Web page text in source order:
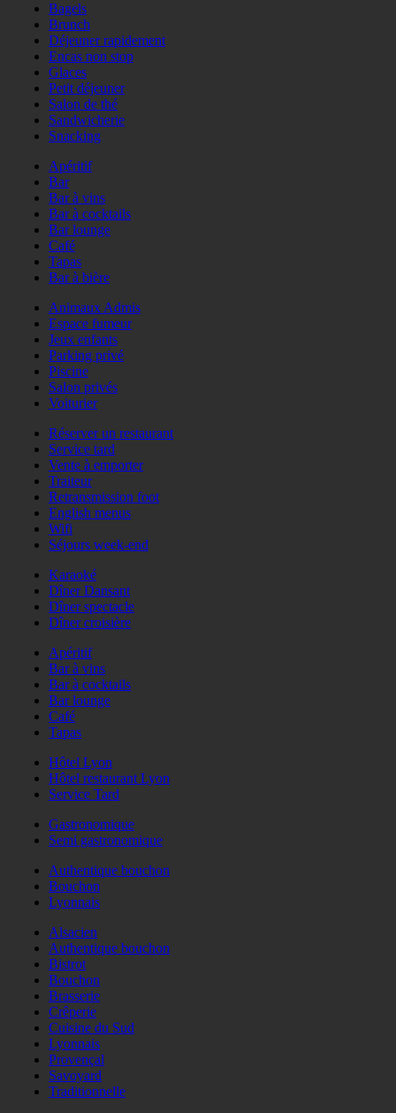
Bagels
Brunch
Déjeuner rapidement
Encas non stop
Glaces
Petit déjeuner
Salon de thé
Sandwicherie
Snacking
Apéritif
Bar
Bar à vins
Bar à cocktails
Bar lounge
Café
Tapas
Bar à bière
Animaux Admis
Espace fumeur
Jeux enfants
Parking privé
Piscine
Salon privés
Voiturier
Réserver un restaurant
Service tard
Vente à emporter
Traiteur
Retransmission foot
English menus
Wifi
Séjours week-end
Karaoké
Dîner Dansant
Dîner spectacle
Dîner croisière
Apéritif
Bar à vins
Bar à cocktails
Bar lounge
Café
Tapas
Hôtel Lyon
Hôtel restaurant Lyon
Service Tard
Gastronomique
Semi gastronomique
Authentique bouchon
Bouchon
Lyonnais
Alsacien
Authentique bouchon
Bistrot
Bouchon
Brasserie
Crêperie
Cuisine du Sud
Lyonnais
Provençal
Savoyard
Traditionnelle